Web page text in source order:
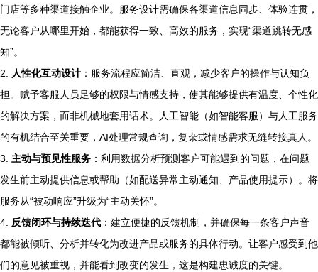
门店等多种渠道接触企业。服务设计需确保各渠道信息同步、体验连贯，
无论客户从哪里开始，都能获得一致、高效的服务，实现“渠道跳转无感
知”。
2. 人性化互动设计 ：服务流程应简洁、直观，减少客户的操作与认知负
担。赋予客服人员足够的权限与情感支持，使其能够提供有温度、个性化
的解决方案，而非机械地套用话术。人工智能（如智能客服）与人工服务
的有机结合至关重要，AI处理常规查询，复杂或情感需求无缝转接真人。
3. 主动与预见性服务 ：利用数据分析预测客户可能遇到的问题，在问题
发生前主动提供信息或帮助（如配送异常主动通知、产品使用提示）。将
服务从“被动响应”升级为“主动关怀”。
4. 反馈闭环与持续迭代 ：建立便捷的反馈机制，并确保每一条客户声音
都能被倾听、分析并转化为改进产品或服务的具体行动。让客户感受到他
们的意见被重视，并能看到改变的发生，这是构建忠诚度的关键。